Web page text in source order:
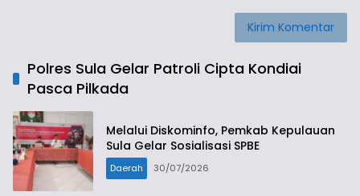
Polres Sula Gelar Patroli Cipta Kondiai
Pasca Pilkada
Melalui Diskominfo, Pemkab Kepulauan
Sula Gelar Sosialisasi SPBE
Daerah 30/07/2026